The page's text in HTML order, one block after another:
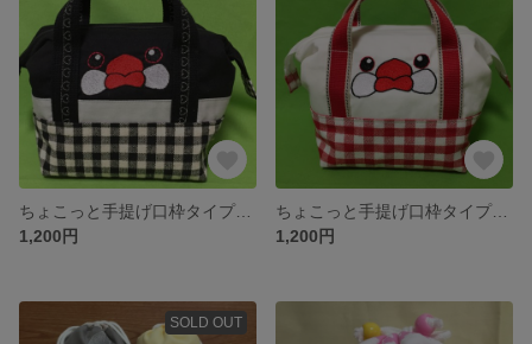
ちょこっと手提げ口枠タイプ(桜文鳥)
1,200円
ちょこっと手提げ口枠タイプ(白文鳥)
1,200円
SOLD OUT